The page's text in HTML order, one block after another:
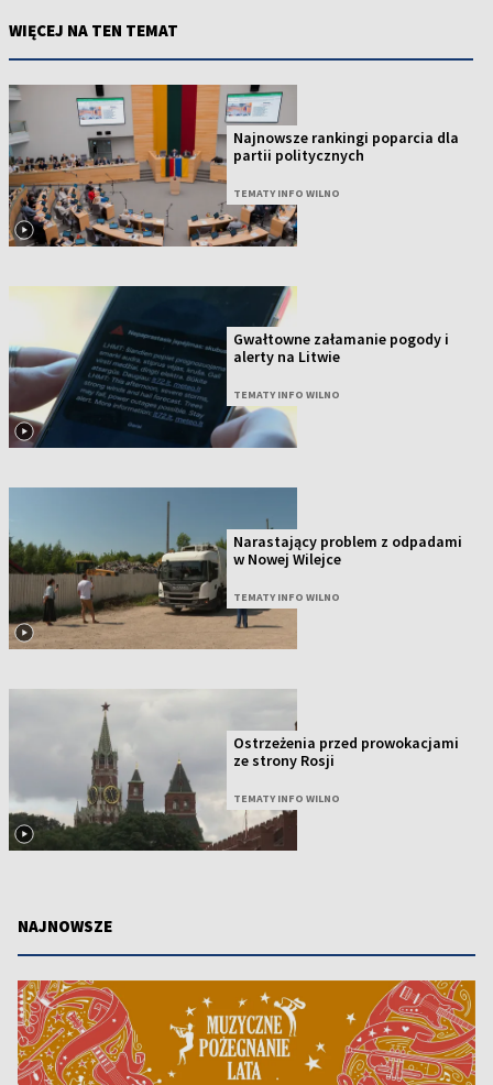
WIĘCEJ NA TEN TEMAT
Najnowsze rankingi poparcia dla
partii politycznych
TEMATY INFO WILNO
Gwałtowne załamanie pogody i
alerty na Litwie
TEMATY INFO WILNO
Narastający problem z odpadami
w Nowej Wilejce
TEMATY INFO WILNO
Ostrzeżenia przed prowokacjami
ze strony Rosji
TEMATY INFO WILNO
NAJNOWSZE